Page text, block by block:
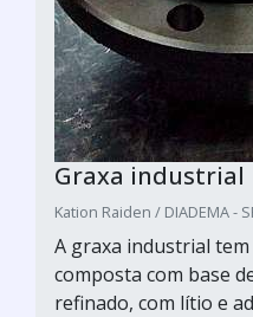
Graxa industrial
Kation Raiden / DIADEMA -
A graxa industrial tem
composta com base
refinado, com lítio e